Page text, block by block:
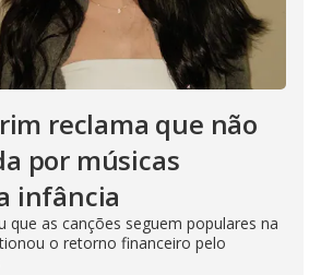
reclama que não
por músicas
infância
que as canções seguem populares na
o retorno financeiro pelo